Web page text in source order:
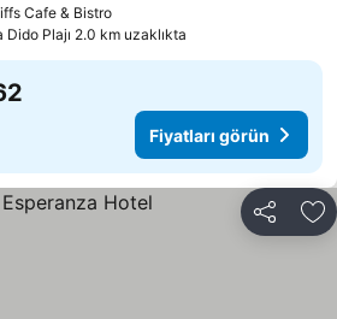
Cafe & Bistro
Dido Plajı 2.0 km uzaklıkta
Fiyatları görün
Paylaş